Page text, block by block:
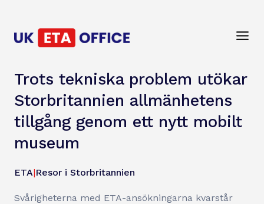
Trots tekniska problem utökar
Storbritannien allmänhetens
tillgång genom ett nytt mobilt
museum
ETA|Resor i Storbritannien
Svårigheterna med ETA-ansökningarna kvarstår